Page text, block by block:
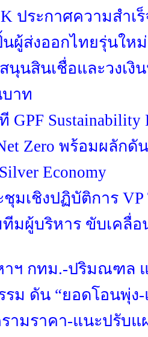
ประกาศความสำเ
ผู้ส่งออกไทยรุ่นใหม่
นุนสินเชื่อและวงเงิ
บาท
GPF Sustainability
Zero พร้อมผลักดั
Economy
มเชิงปฏิบัติการ VP
มผู้บริหาร ขับเคลื่อ
าฯ กทม.-ปริมณฑล
รม ดัน “ยอดโอนพุ่ง
ามราคา-แนะปรับแ